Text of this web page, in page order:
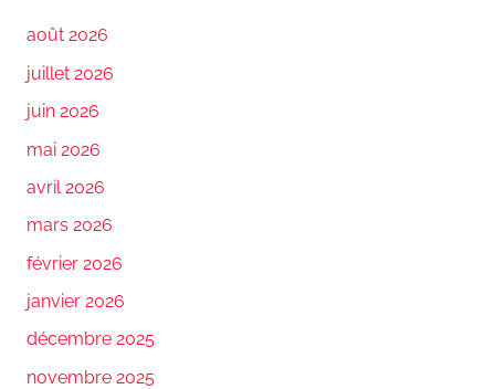
août 2026
juillet 2026
juin 2026
mai 2026
avril 2026
mars 2026
février 2026
janvier 2026
décembre 2025
novembre 2025